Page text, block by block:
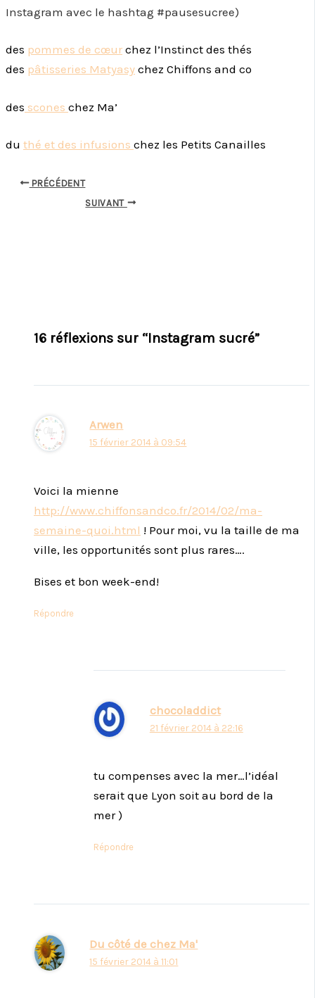
Instagram avec le hashtag #pausesucree)
des pommes de cœur chez l’Instinct des thés
des pâtisseries Matyasy chez Chiffons and co
des scones chez Ma’
du thé et des infusions chez les Petits Canailles
PRÉCÉDENT
SUIVANT
16 réflexions sur “Instagram sucré”
Arwen
15 février 2014 à 09:54
Voici la mienne
http://www.chiffonsandco.fr/2014/02/ma-
semaine-quoi.html ! Pour moi, vu la taille de ma
ville, les opportunités sont plus rares….
Bises et bon week-end!
Répondre
chocoladdict
21 février 2014 à 22:16
tu compenses avec la mer…l’idéal
serait que Lyon soit au bord de la
mer )
Répondre
Du côté de chez Ma'
15 février 2014 à 11:01